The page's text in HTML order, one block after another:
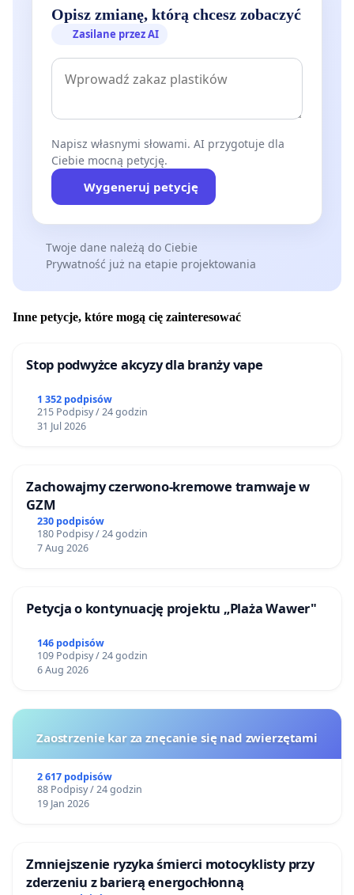
Opisz zmianę, którą chcesz zobaczyć
Zasilane przez AI
Napisz własnymi słowami. AI przygotuje dla
Ciebie mocną petycję.
Wygeneruj petycję
Twoje dane należą do Ciebie
Prywatność już na etapie projektowania
Inne petycje, które mogą cię zainteresować
Stop podwyżce akcyzy dla branży vape
1 352 podpisów
215 Podpisy / 24 godzin
31 Jul 2026
Zachowajmy czerwono-kremowe tramwaje w
GZM
230 podpisów
180 Podpisy / 24 godzin
7 Aug 2026
Petycja o kontynuację projektu „Plaża Wawer"
146 podpisów
109 Podpisy / 24 godzin
6 Aug 2026
Zaostrzenie kar za znęcanie się nad zwierzętami
2 617 podpisów
88 Podpisy / 24 godzin
19 Jan 2026
Zmniejszenie ryzyka śmierci motocyklisty przy
zderzeniu z barierą energochłonną